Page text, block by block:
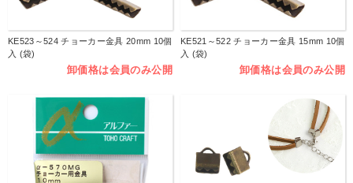
KE523～524 チョーカー金具 20mm 10個
入 (袋)
卸価格は会員のみ公開
KE521～522 チョーカー金具 15mm 10個
入 (袋)
卸価格は会員のみ公開